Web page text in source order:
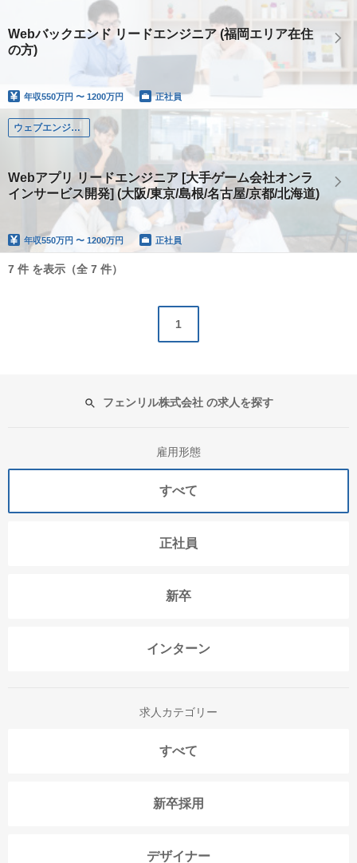
Webバックエンド リードエンジニア (福岡エリア在住
の方)
年収550万円 〜 1200万円 正社員
ウェブエンジニア
Webアプリ リードエンジニア [大手ゲーム会社オンラ
インサービス開発] (大阪/東京/島根/名古屋/京都/北海道)
年収550万円 〜 1200万円 正社員
7 件 を表示（全 7 件）
1
フェンリル株式会社 の求人を探す
雇用形態
すべて
正社員
新卒
インターン
求人カテゴリー
すべて
新卒採用
デザイナー